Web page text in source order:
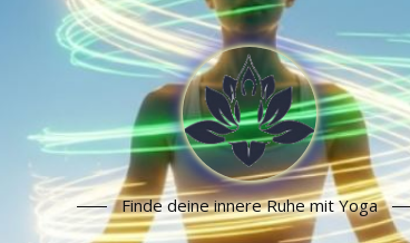
Finde deine innere Ruhe mit Yoga